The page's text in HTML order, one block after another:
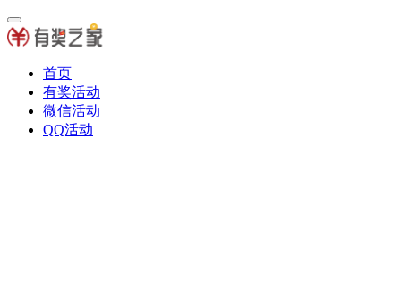
首页
有奖活动
微信活动
QQ活动